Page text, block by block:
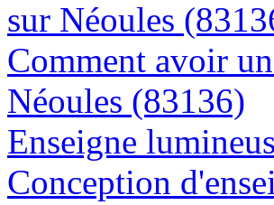
sur Néoules
Comment avoir
Néoules (83136)
Enseigne
Conception